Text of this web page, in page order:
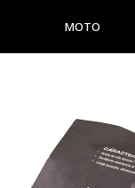
MOTO